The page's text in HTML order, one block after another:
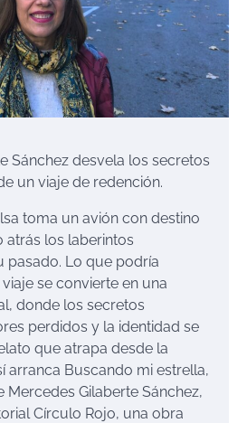
Sánchez desvela los secretos
un viaje de redención.
toma un avión con destino
atrás los laberintos
pasado. Lo que podría
se convierte en una
donde los secretos
perdidos y la identidad se
que atrapa desde la
arranca Buscando mi estrella,
Mercedes Gilaberte Sánchez,
Círculo Rojo, una obra